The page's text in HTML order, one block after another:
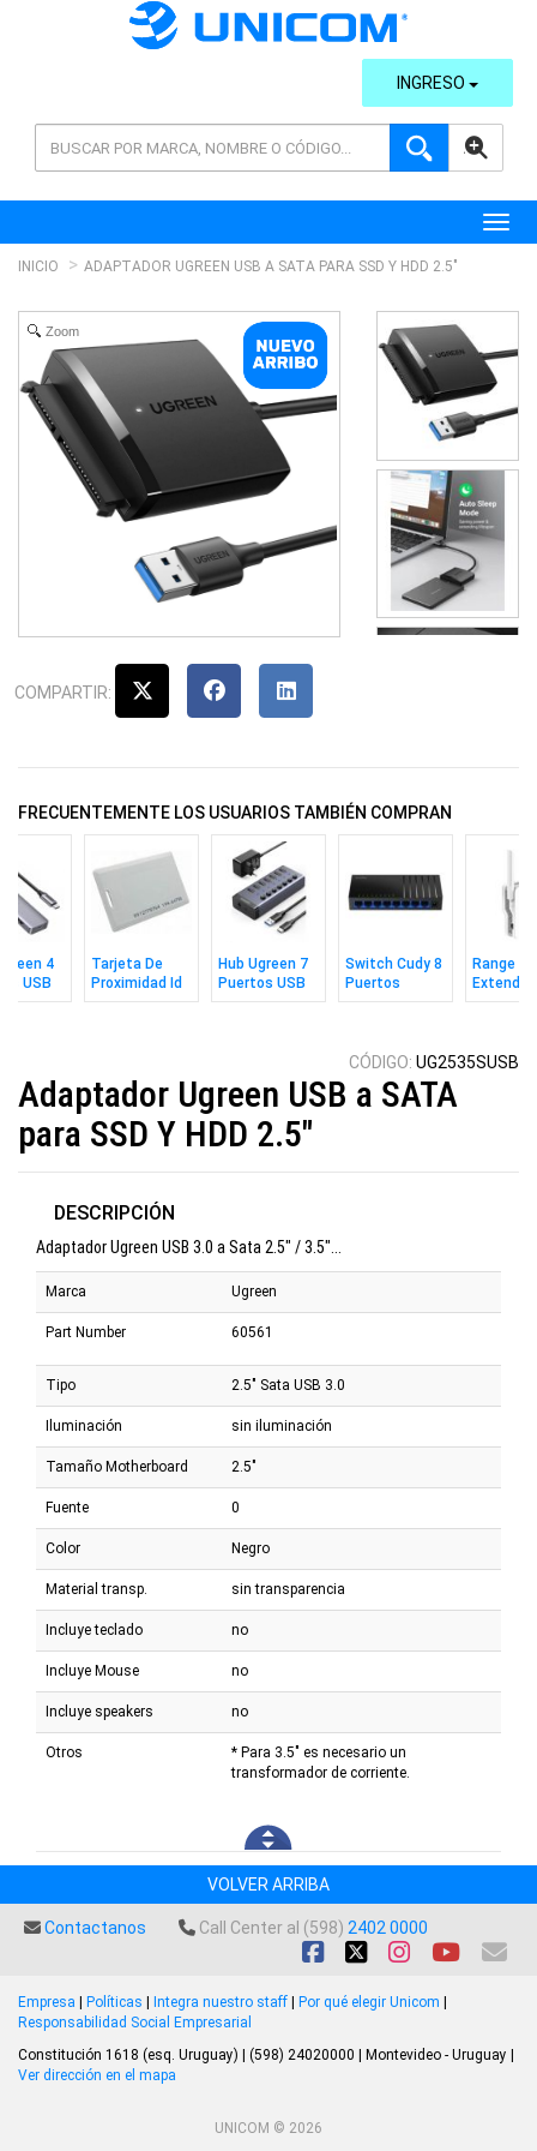
AVANZADA
INGRESO
INICIO ADAPTADOR UGREEN USB A SATA PARA SSD Y HDD 2.5"
Zoom
COMPARTIR:
FRECUENTEMENTE LOS USUARIOS TAMBIÉN COMPRAN
4
USB
Tarjeta De
Proximidad Id
125khz Gruesa
Hub Ugreen 7
Puertos USB
3.0 24w
Switch Cudy 8
Puertos
Gigabit
Range
Extender
Ax1800
CÓDIGO: UG2535SUSB
Adaptador Ugreen USB a SATA
para SSD Y HDD 2.5"
DESCRIPCIÓN
Adaptador Ugreen USB 3.0 a Sata 2.5" / 3.5"...
Marca Ugreen
Part Number 60561
Tipo 2.5" Sata USB 3.0
Iluminación sin iluminación
Tamaño Motherboard 2.5"
Fuente 0
Color Negro
Material transp. sin transparencia
Incluye teclado no
Incluye Mouse no
Incluye speakers no
Otros
* Para 3.5" es necesario un
transformador de corriente.
VOLVER ARRIBA
Contactanos Call Center al (598) 2402 0000
Empresa | Políticas | Integra nuestro staff | Por qué elegir Unicom |
Responsabilidad Social Empresarial
Constitución 1618 (esq. Uruguay) | (598) 24020000 | Montevideo - Uruguay |
Ver dirección en el mapa
UNICOM © 2026